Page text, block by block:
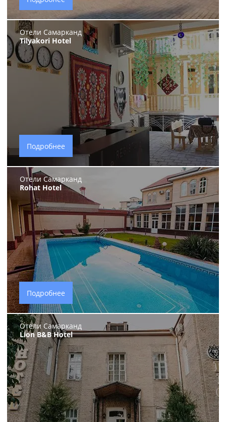
Отели Самарканд
Tilyakori Hotel
Подробнее
Отели Самарканд
Rohat Hotel
Подробнее
Отели Самарканд
Lion B&B Hotel